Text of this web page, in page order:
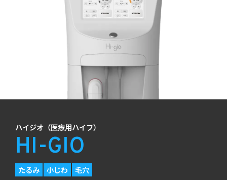
ハイジオ（医療用ハイフ）
HI-GIO
たるみ 小じわ 毛穴